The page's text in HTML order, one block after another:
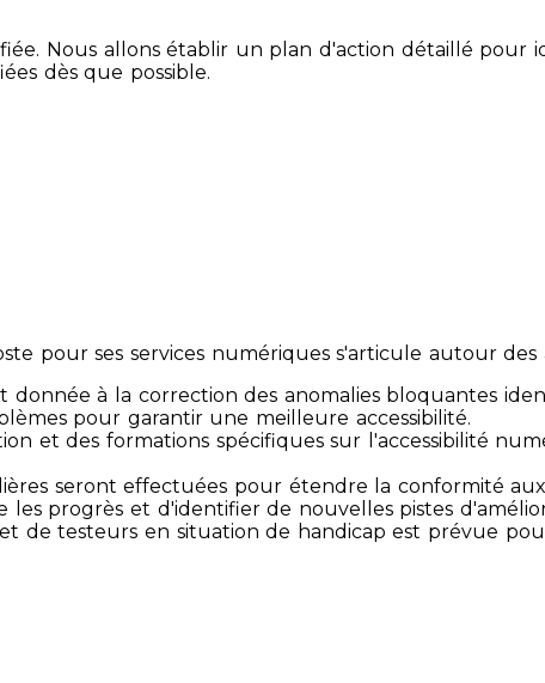
Nous allons établir un plan d'action détaillé pour
dès que possible.
pour ses services numériques s'articule autour des
à la correction des anomalies bloquantes
pour garantir une meilleure accessibilité.
et des formations spécifiques sur l'accessibilité
seront effectuées pour étendre la conformité aux
progrès et d'identifier de nouvelles pistes
de testeurs en situation de handicap est prévue